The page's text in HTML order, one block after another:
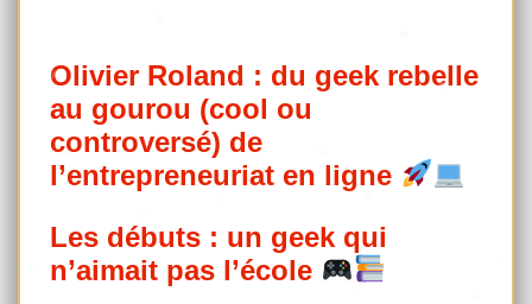
Olivier Roland : du geek rebelle
au gourou (cool ou
controversé) de
l’entrepreneuriat en ligne
Les débuts : un geek qui
n’aimait pas l’école